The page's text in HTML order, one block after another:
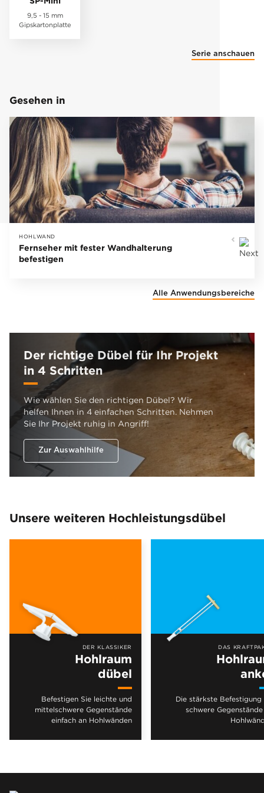
9,5 - 15 mm
Gipskartonplatte
Serie anschauen
Gesehen in
HOHLWAND
Fernseher mit fester Wandhalterung
befestigen
Alle Anwendungsbereiche
Der richtige Dübel für Ihr Projekt
in 4 Schritten
Wie wählen Sie den richtigen Dübel? Wir
helfen Ihnen in 4 einfachen Schritten. Nehmen
Sie Ihr Projekt ruhig in Angriff!
Zur Auswahlhilfe
Unsere weiteren Hochleistungsdübel
DER KLASSIKER
Hohlraum
dübel
Befestigen Sie leichte und
mittelschwere Gegenstände
einfach an Hohlwänden
DAS
Die stärkste Befestigung
schwere Gegenstände